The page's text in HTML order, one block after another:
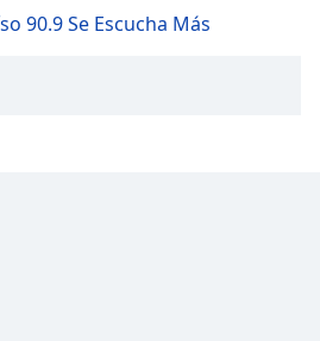
90.9 Se Escucha Más